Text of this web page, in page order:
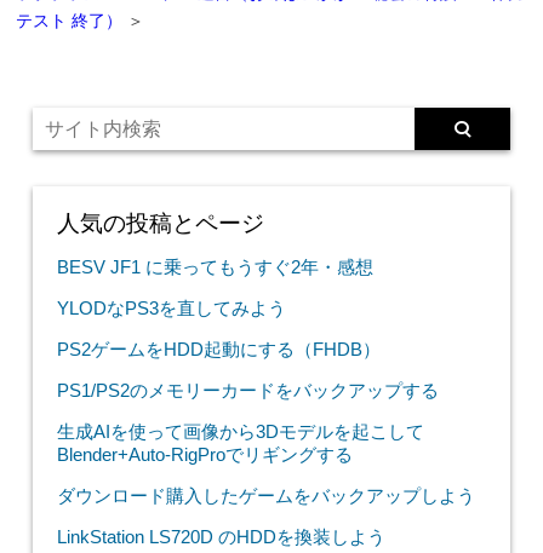
テスト 終了）
＞
人気の投稿とページ
BESV JF1 に乗ってもうすぐ2年・感想
YLODなPS3を直してみよう
PS2ゲームをHDD起動にする（FHDB）
PS1/PS2のメモリーカードをバックアップする
生成AIを使って画像から3Dモデルを起こして
Blender+Auto-RigProでリギングする
ダウンロード購入したゲームをバックアップしよう
LinkStation LS720D のHDDを換装しよう